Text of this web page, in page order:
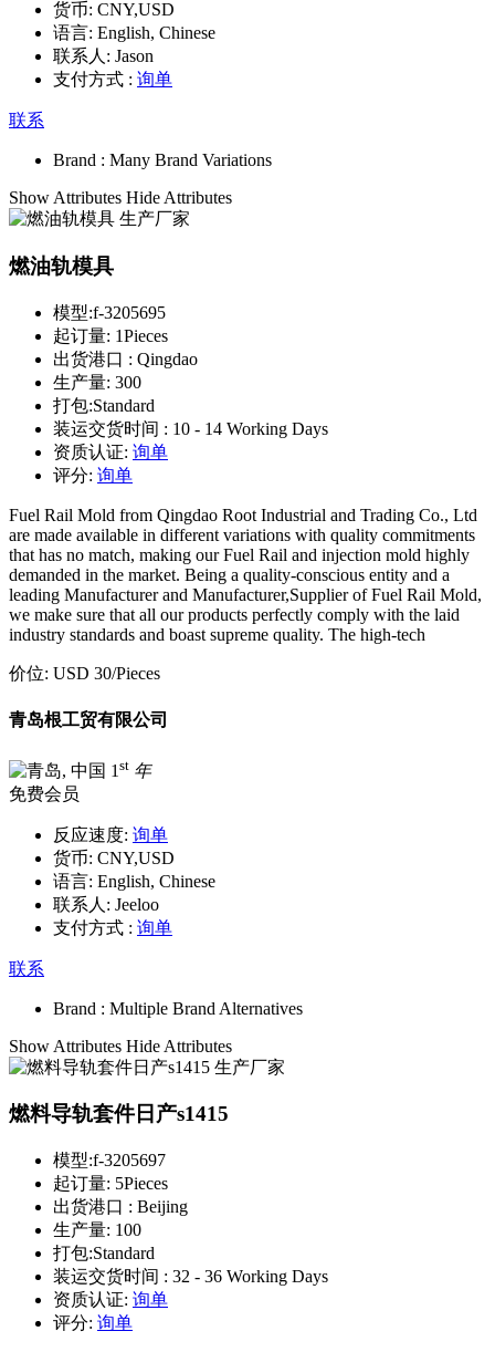
货币: CNY,USD
语言: English, Chinese
联系人: Jason
支付方式 : 询单
联系
Brand : Many Brand Variations
Show Attributes Hide Attributes
燃油轨模具
模型:f-3205695
起订量: 1Pieces
出货港口 : Qingdao
生产量: 300
打包:Standard
装运交货时间 : 10 - 14 Working Days
资质认证: 询单
评分: 询单
Fuel Rail Mold from Qingdao Root Industrial and Trading Co., Ltd
are made available in different variations with quality commitments
that has no match, making our Fuel Rail and injection mold highly
demanded in the market. Being a quality-conscious entity and a
leading Manufacturer and Manufacturer,Supplier of Fuel Rail Mold,
we make sure that all our products perfectly comply with the laid
industry standards and boast supreme quality. The high-tech
价位: USD 30/Pieces
青岛根工贸有限公司
1 st 年
免费会员
反应速度: 询单
货币: CNY,USD
语言: English, Chinese
联系人: Jeeloo
支付方式 : 询单
联系
Brand : Multiple Brand Alternatives
Show Attributes Hide Attributes
燃料导轨套件日产s1415
模型:f-3205697
起订量: 5Pieces
出货港口 : Beijing
生产量: 100
打包:Standard
装运交货时间 : 32 - 36 Working Days
资质认证: 询单
评分: 询单